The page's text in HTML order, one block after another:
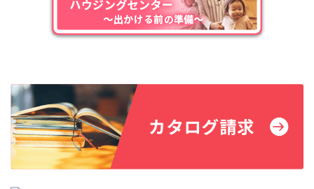
住宅イメージと予算決め
建築会社探し
7.工事着工
8.引き渡し
それぞれの段階ごとに詳しく解説します。
1.住宅イメージと予算決め